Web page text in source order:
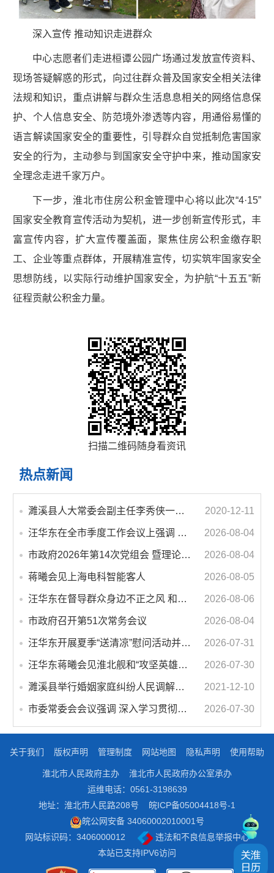
深入宣传 推动知识走进群众
中心志愿者们走进桓谭公园广场通过发放宣传资料、
现场答疑解惑的形式，向过往群众普及国家安全相关法律
法规和知识，重点讲解与群众生活息息相关的网络信息保
护、个人信息安全、防范境外渗透等内容，用通俗易懂的
语言解读国家安全的重要性，引导群众自觉抵制危害国家
安全的行为，主动参与到国家安全守护中来，推动国家安
全理念走进千家万户。
下一步，淮北市住房公积金管理中心将以此次“4·15”
国家安全教育宣传活动为契机，进一步创新宣传形式，丰
富宣传内容，扩大宣传覆盖面，聚焦住房公积金缴存职
工、企业等重点群体，开展精准宣传，切实筑牢国家安全
思想防线，以实际行动维护国家安全，为护航“十五五”新
征程贡献公积金力量。
扫描二维码随身看资讯
热点新闻
濉溪县人大常委会副主任李秀侠一行调研城乡客运一体化和治超工作 2020-12-11
汪华东在全市季度工作会议上强调 锚定打好“三仗”任务和年度预期目标不动摇 在全市上下掀起比学赶超争先进位的攻坚热潮 2026-08-04
市政府2026年第14次党组会 暨理论学习中心组学习会议召开 蒋曦主持会议并讲话 2026-08-04
蒋曦会见上海电科智能客人 2026-08-05
汪华东在督导群众身边不正之风 和腐败问题集中整治工作时强调 以更高标准更实举措纵深推进集中整治 不断增强人民群众获得感幸福感安全感 2026-08-06
市政府召开第51次常务会议 2026-08-04
汪华东开展夏季“送清凉”慰问活动并调研专门教育工作 落实落细防暑降温措施 用心用情关爱一线职工 2026-07-31
汪华东蒋曦会见淮北舰和“攻坚英雄连”官兵代表 2026-07-30
濉溪县举行婚姻家庭纠纷人民调解委员会暨调解志愿者服务团成立仪式 2021-12-10
市委常委会会议强调 深入学习贯彻习近平总书记重要讲话指示精神 高质量推进城市更新 不断提升本质安全水平 汪华东主持会议 2026-07-30
关于我们 版权声明 管理制度 网站地图 隐私声明 使用帮助
淮北市人民政府主办
淮北市人民政府办公室承办
运维电话：0561-3198639
地址：淮北市人民路208号
皖ICP备05004418号-1
皖公网安备 34060002010001号
网站标识码：3406000012
违法和不良信息举报中心
本站已支持IPV6访问